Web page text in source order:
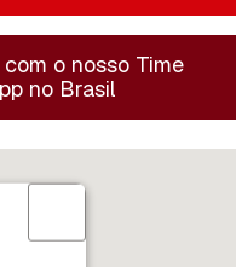
o nosso Time
no Brasil